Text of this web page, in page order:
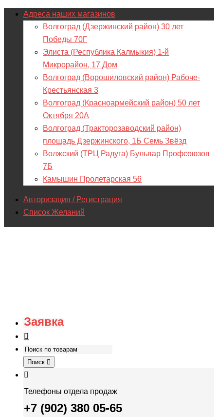
Адреса наших магазинов
Волгоград (Дзержинский район) 30 лет
Победы 70Г
Элиста (Республика Калмыкия) 1-й
Микрорайон, 17 Дом
Волгоград (Ворошиловский район) Рабоче-
Крестьянская 3
Волгоград (Красноармейский район) 50 лет
Октября 20А
Волгоград (Тракторозаводский район)
площадь Дзержинского, 1Б Семь Звёзд
Волжский (ТРЦ Радуга) Бульвар Профсоюзов
7Б
Камышин Пролетарская 56
Авторизация / Регистрация
Список Желаний
Заявка
Поиск
Телефоны отдела продаж
+7 (902) 380 05-65